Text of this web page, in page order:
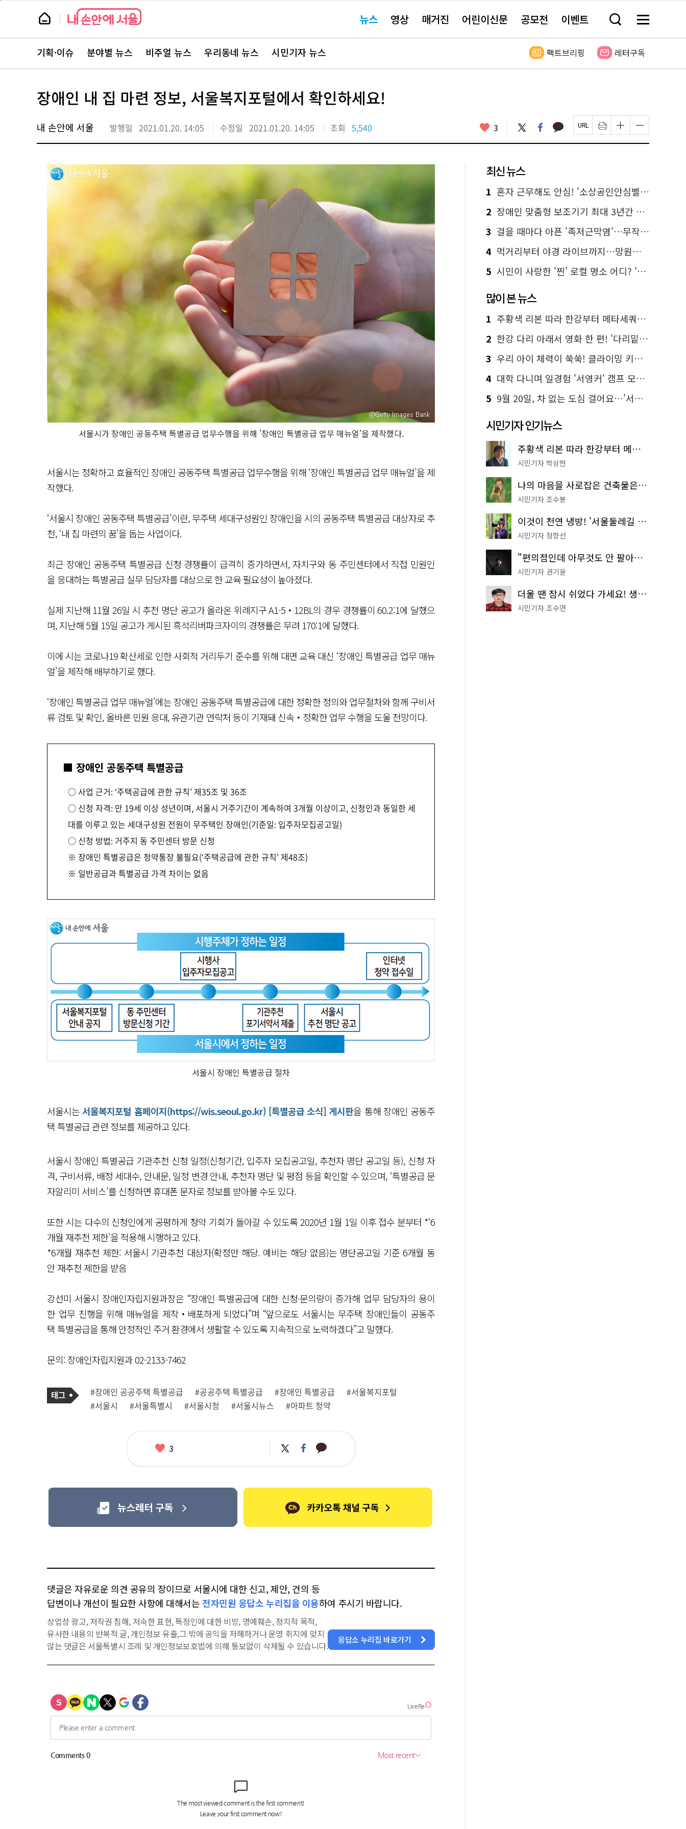
본
뉴
스 요뉴스 영상 매거진 어린이신문 공모전 이벤트 검
창
기
메
전
보
뉴
스
주
서
바
로
기획·이슈 분야별 뉴스 비주얼 뉴스 우리동네 뉴스 시민기자 뉴스 팩트브리핑 레터구독
장애인 내 집 마련 정보, 서울복지포털에서 확인하세요!
내 손안에 서울 발행일 2021.01.20. 14:05 수정일 2021.01.20. 14:05 조회 5,540 좋
요
3 트
위
터
페
이
스
카
카 페
이
지
인
쇄
하
글
자
크
하
기
글
자
크
하
기
서울시가 장애인 공동주택 특별공급 업무수행을 위해 '장애인 특별공급 업무 매뉴얼'을 제작했다.
서울시는 정확하고 효율적인 장애인 공동주택 특별공급 업무수행을 위해 ‘장애인 특별공급 업무 매뉴얼’을 제
작했다.
‘서울시 장애인 공동주택 특별공급’이란, 무주택 세대구성원인 장애인을 시의 공동주택 특별공급 대상자로 추
천, ‘내 집 마련의 꿈’을 돕는 사업이다.
최근 장애인 공동주택 특별공급 신청 경쟁률이 급격히 증가하면서, 자치구와 동 주민센터에서 직접 민원인
을 응대하는 특별공급 실무 담당자를 대상으로 한 교육 필요성이 높아졌다.
실제 지난해 11월 26일 시 추천 명단 공고가 올라온 위례지구 A1-5‧12BL의 경우 경쟁률이 60.2:1에 달했으
며, 지난해 5월 15일 공고가 게시된 흑석리버파크자이의 경쟁률은 무려 170:1에 달했다.
이에 시는 코로나19 확산세로 인한 사회적 거리두기 준수를 위해 대면 교육 대신 ‘장애인 특별공급 업무 매뉴
얼’을 제작해 배부하기로 했다.
‘장애인 특별공급 업무 매뉴얼’에는 장애인 공동주택 특별공급에 대한 정확한 정의와 업무절차와 함께 구비서
류 검토 및 확인, 올바른 민원 응대, 유관기관 연락처 등이 기재돼 신속‧정확한 업무 수행을 도울 전망이다.
■ 장애인 공동주택 특별공급
○ 사업 근거: ‘주택공급에 관한 규칙’ 제35조 및 36조
○ 신청 자격: 만 19세 이상 성년이며, 서울시 거주기간이 계속하여 3개월 이상이고, 신청인과 동일한 세
대를 이루고 있는 세대구성원 전원이 무주택인 장애인(기준일: 입주자모집공고일)
○ 신청 방법: 거주지 동 주민센터 방문 신청
※ 장애인 특별공급은 청약통장 불필요(‘주택공급에 관한 규칙’ 제48조)
※ 일반공급과 특별공급 가격 차이는 없음
서울시 장애인 특별공급 절차
서울시는서울복지포털 홈페이지(https://wis.seoul.go.kr) [특별공급 소식] 게시판을 통해 장애인 공동주
택 특별공급 관련 정보를 제공하고 있다.
서울시 장애인 특별공급 기관추천 신청 일정(신청기간, 입주자 모집공고일, 추천자 명단 공고일 등), 신청 자
격, 구비서류, 배정 세대수, 안내문, 일정 변경 안내, 추천자 명단 및 평점 등을 확인할 수 있으며, ‘특별공급 문
자알리미 서비스’를 신청하면 휴대폰 문자로 정보를 받아볼 수도 있다.
또한 시는 다수의 신청인에게 공평하게 청약 기회가 돌아갈 수 있도록 2020년 1월 1일 이후 접수 분부터 *‘6
개월 재추천 제한’을 적용해 시행하고 있다.
*6개월 재추천 제한: 서울시 기관추천 대상자(확정만 해당. 예비는 해당 없음)는 명단공고일 기준 6개월 동
안 재추천 제한을 받음
강선미 서울시 장애인자립지원과장은 “장애인 특별공급에 대한 신청·문의량이 증가해 업무 담당자의 용이
한 업무 진행을 위해 매뉴얼을 제작‧배포하게 되었다”며 “앞으로도 서울시는 무주택 장애인들이 공동주
택 특별공급을 통해 안정적인 주거 환경에서 생활할 수 있도록 지속적으로 노력하겠다”고 말했다.
문의: 장애인자립지원과 02-2133-7462
사
관
련
태
그
#장애인 공공주택 특별공급 #공공주택 특별공급 #장애인 특별공급
#서울복지포털
#서울시
#서울특별시 #서울시청 #서울시뉴스 #아파트 청약
좋
3 트
위
페
이
카
카
댓글은 자유로운 의견 공유의 장이므로 서울시에 대한 신고, 제안, 건의 등
답변이나 개선이 필요한 사항에 대해서는 전자민원 응답소 누리집을 이용하여 주시기 바랍니다.
상업성 광고, 저작권 침해, 저속한 표현, 특정인에 대한 비방, 명예훼손, 정치적 목적,
유사한 내용의 반복적 글, 개인정보 유출,그 밖에 공익을 저해하거나 운영 취지에 맞지
않는 댓글은 서울특별시 조례 및 개인정보보호법에 의해 통보없이 삭제될 수 있습니다.
응답소 누리집 바로가기
최신 뉴스
1 혼자 근무해도 안심! '소상공인안심벨' 신청하세요
2 장애인 맞춤형 보조기기 최대 3년간 무상 대여…삶의 질 높인다
3 걸을 때마다 아픈 '족저근막염'…무작정 참지 말고 '이것' 해보세요!
4 먹거리부터 야경 라이브까지…망원한강공원 알짜 코스
5 시민이 사랑한 '찐' 로컬 명소 어디? '서울에디션25' 추천 코스
많이 본 뉴스
1 주황색 리본 따라 한강부터 메타세쿼이아 숲길까지…서울둘레길 15코스
2 한강 다리 아래서 영화 한 편! '다리밑 영화관' 무료 상영
3 우리 아이 체력이 쑥쑥! 클라이밍 키즈카페·어린이 체력장
4 대학 다니며 일경험 '서영커' 캠프 모집…전액 무료
5 9월 20일, 차 없는 도심 걸어요…'서울 걷자 페스티벌' 선착순 5천명
시민기자 인기뉴스
주황색 리본 따라 한강부터 메타세쿼이아 숲길까지…서울둘레길 15코스
시민기자 박상현
나의 마음을 사로잡은 건축물은? '서울시 건축상' 수상작 공개!
시민기자 조수봉
이것이 천연 냉방! '서울둘레길 9코스'로 숲속 피서 떠나볼까
시민기자 정향선
"편의점인데 아무것도 안 팔아요" 서울에서 가장 특별한 편의점의 정체
시민기자 권기윤
더울 땐 잠시 쉬었다 가세요! 생수 냉장고부터 해피소·무더위쉼터까지
시민기자 조수연
페